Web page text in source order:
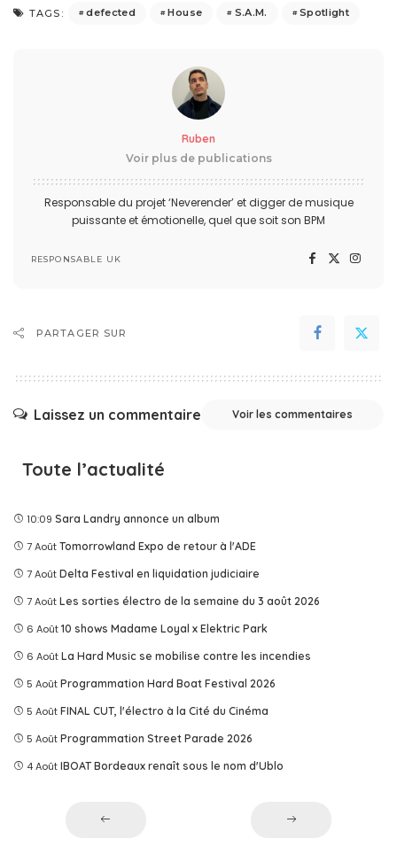
TAGS: defected House S.A.M. Spotlight
Ruben
Voir plus de publications
Responsable du projet ‘Neverender’ et digger de musique
puissante et émotionelle, quel que soit son BPM
RESPONSABLE UK
PARTAGER SUR
Laissez un commentaire Voir les commentaires
Toute l’actualité
10:09 Sara Landry annonce un album
7 Août Tomorrowland Expo de retour à l'ADE
7 Août Delta Festival en liquidation judiciaire
7 Août Les sorties électro de la semaine du 3 août 2026
6 Août 10 shows Madame Loyal x Elektric Park
6 Août La Hard Music se mobilise contre les incendies
5 Août Programmation Hard Boat Festival 2026
5 Août FINAL CUT, l'électro à la Cité du Cinéma
5 Août Programmation Street Parade 2026
4 Août IBOAT Bordeaux renaît sous le nom d'Ublo